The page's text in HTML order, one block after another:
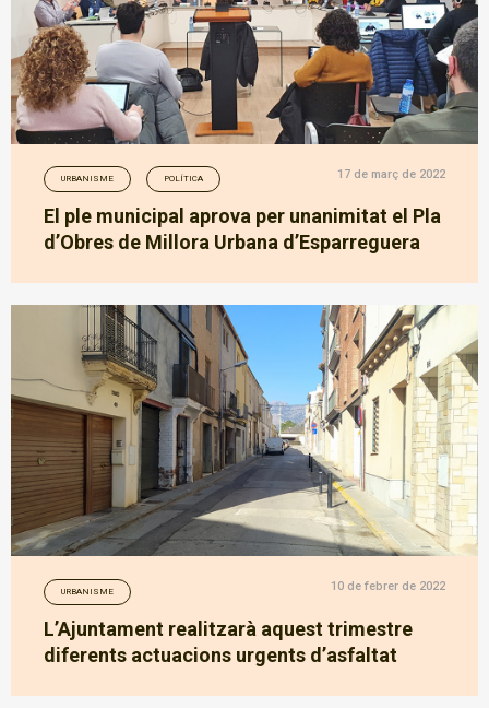
URBANISME POLÍTICA 17 de març de 2022
El ple municipal aprova per unanimitat el Pla
d’Obres de Millora Urbana d’Esparreguera
URBANISME 10 de febrer de 2022
L’Ajuntament realitzarà aquest trimestre
diferents actuacions urgents d’asfaltat